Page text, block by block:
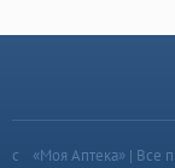
«Моя Аптека» | Все